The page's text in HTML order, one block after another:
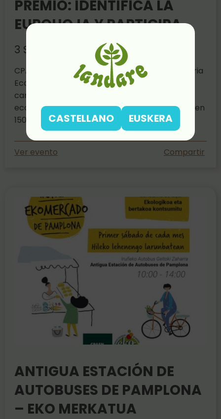
PREMIO: IDENTIFICA LA
EUROHOJA Y PARTICIPA
3 Sep 2025
CPAEN/NNPEK (Consejo de la Producción Agraria
Ecológica de Navarra) pone en marcha una
campaña para promocionar la alimentación
ecológica con un sorteo de 20 lotes valorados en
150 euros de alimentos ecológicos de Navarra.
Ver evento Compartir
ANTIGUA ESTACIÓN DE
AUTOBUSES DE PAMPLONA
– EKO MERKATUA
CASTELLANO EUSKERA